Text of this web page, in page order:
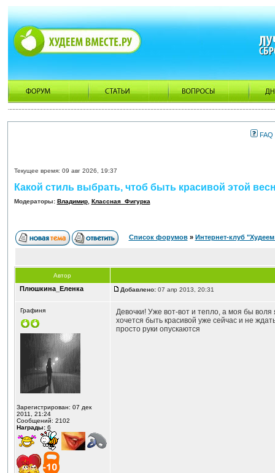
FAQ
Текущее время: 09 авг 2026, 19:37
Какой стиль выбрать, чтоб быть красивой этой
Модераторы: Владимир, Классная_Фигурка
Список форумов» Интернет-клуб
Автор
Плюшкина_Еленка Добавлено:07 апр 2013, 20:31
Графиня
Зарегистрирован: 07 дек
2011, 21:24
Сообщений: 2102
Награды: 6
Девочки! Уже вот-вот и тепло, а моя бы воля
хочется быть красивой уже сейчас и не
просто руки опускаются